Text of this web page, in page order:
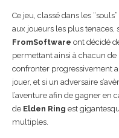
Ce jeu, classé dans les
aux joueurs les plus tenaces,
FromSoftware ont décidé
permettant ainsi à chacun
confronter progressivement
jouer, et si un adversaire
l’aventure afin de gagner en
de Elden Ring est
multiples.